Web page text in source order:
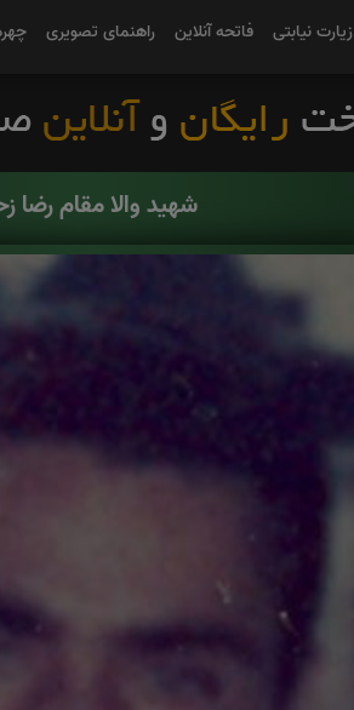
زیارت نیابتی فاتحه آنلاین راهنمای تصویری
شهید والا مقام